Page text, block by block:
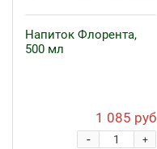
Напиток Флорента,
500 мл
1 085 руб
+
-